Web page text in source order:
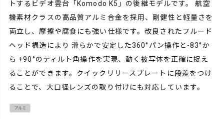
トするビデオ雲台「Komodo K5」の後継モデルです。 航空
機素材クラスの高品質アルミ合金を採用、剛健性と軽量さを
両立し、摩擦や腐食にも強い仕様です。改良されたフルード
ヘッド構造により 滑らかで安定した360°パン操作と-83°か
ら +90°のティルト角操作を実現、動く被写体を正確に捉え
ることができます。クイックリリースプレートに段差をつけ
ることで、大口径レンズの取り付けにも対応しています。
アルミ